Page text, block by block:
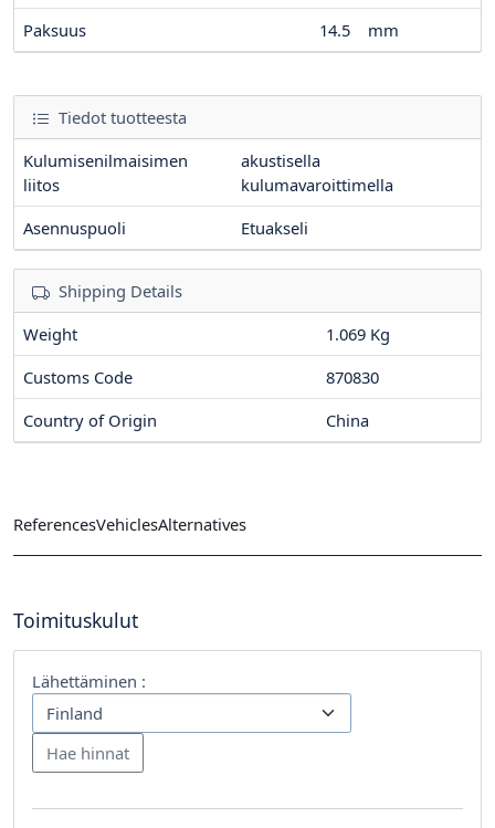
Paksuus
14.5 mm
Tiedot tuotteesta
Kulumisenilmaisimen
liitos
akustisella
kulumavaroittimella
Asennuspuoli
Etuakseli
Shipping Details
Weight
1.069 Kg
Customs Code
870830
Country of Origin
China
ReferencesVehiclesAlternatives
Toimituskulut
Lähettäminen :